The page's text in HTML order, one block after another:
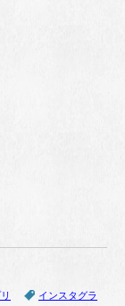
インスタグラ